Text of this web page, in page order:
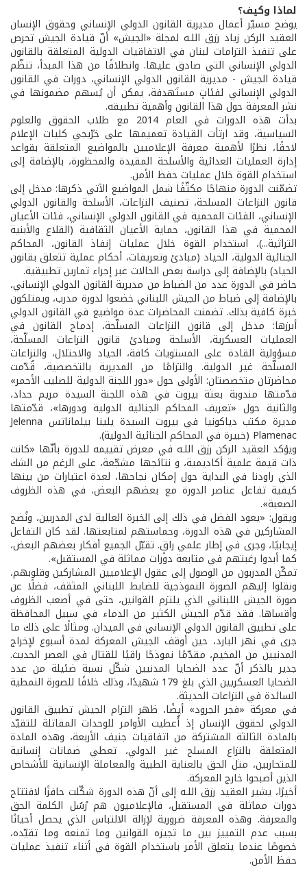
لماذا وكيف؟
يوضح مسيّر أعمال مديرية القانون الدولي الإنساني وحقوق الإنسان
العقيد الركن زياد رزق اللـه لمجلة «الجيش» أنّ قيادة الجيش تحرص
على تنفيذ التزامات لبنان في الاتفاقيات الدولية المتعلقة بالقانون
الدولي الإنساني التي صادق عليها. وانطلاقًا من هذا المبدأ، تنظّم
قيادة الجيش - مديرية القانون الدولي الإنساني، دورات في القانون
الدولي الإنساني لفئاتٍ مستَهدفة، يمكن أن يُسهم مضمونها في
نشر المعرفة حول هذا القانون وأهمية تطبيقه.
بدأت هذه الدورات في العام 2014 مع طلاب الحقوق والعلوم
السياسية، وقد ارتأت القيادة تعميمها على خرّيجي كليات الإعلام
لاحقًا، نظرًا لأهمية معرفة الإعلاميين بالمواضيع المتعلقة بقواعد
إدارة العمليات العدائية والأسلحة المقيدة والمحظورة، بالإضافة إلى
استخدام القوة خلال عمليات حفظ الأمن.
تضمّنت الدورة منهاجًا مكثّفًا شمل المواضيع الآتي ذكرها: مدخل إلى
قانون النزاعات المسلحة، تصنيف النزاعات، الأسلحة والقانون الدولي
الإنساني، الفئات المحمية في القانون الدولي الإنساني، فئات الأعيان
المحمية في هذا القانون، حماية الأعيان الثقافية (القلاع والأبنية
التراثية...)، استخدام القوة خلال عمليات إنفاذ القانون، المحاكم
الجنائية الدولية، الحياد (مبادئ وتعريفات، أحكام عملية تتعلق بقانون
الحياد) بالإضافة إلى دراسة بعض الحالات عبر إجراء تمارين تطبيقية.
حاضر في الدورة عدد من الضباط من مديرية القانون الدولي الإنساني،
بالإضافة إلى ضباط من الجيش اللبناني خضعوا لدورة مدرب، ويمتلكون
خبرة كافية بذلك. تضمنت المحاضرات عدة مواضيع في القانون الدولي
أبرزها: مدخل إلى قانون النزاعات المسلّحة، إدماج القانون في
العمليات العسكرية، الأسلحة ومبادئ قانون النزاعات المسلّحة،
مسؤولية القادة على المستويات كافة، الحياد والاحتلال، والنزاعات
المسلّحة غير الدولية. والتزامًا من المديرية بالتخصصية، قُدّمت
محاضرتان متخصصتان: الأولى حول «دور اللجنة الدولية للصليب الأحمر»
قدّمتها مندوبة بعثة بيروت في هذه اللجنة السيدة مريم حداد،
والثانية حول «تعريف المحاكم الجنائية الدولية ودورها»، قدّمتها
مديرة مكتب دياكونيا في بيروت السيدة يلينا بيلماناتس Jelenna
Plamenac (خبيرة في المحاكم الجنائية الدولية).
ويؤكد العقيد الركن رزق اللـه في معرض تقييمه للدورة بأنّها «كانت
ذات قيمة علمية أكاديمية، و نتائجها مشجّعة، على الرغم من الشك
الذي راودنا في البداية حول إمكان نجاحها، لعدة اعتبارات من بينها
كيفية تفاعل عناصر الدورة مع بعضهم البعض، في هذه الظروف
الصعبة».
ويقول: «يعود الفضل في ذلك إلى الخبرة العالية لدى المدربين، ونُضج
المشاركين في هذه الدورة، وحماستهم لمتابعتها. لقد كان التفاعل
إيجابيًا، وجرى في إطار علمي راقٍ. تقبّل الجميع أفكار بعضهم البعض،
كما أبدوا رغبتهم في متابعة دورات مماثلة في المستقبل».
تمكّن المدربون من الوصول إلى عقول الإعلاميين المشاركين وقلوبهم،
ونقلوا إليهم الصورة النموذجية للضابط اللبناني المثقف، فضلًا عن
صورة الجيش اللبناني الذي يلتزم القوانين، حتى في أصعب الظروف
وأقساها. فقد قدّم الجيش الكثير من الدماء في سبيل المحافظة
على تطبيق القانون الدولي الإنساني في الميدان. ومثالًا على ذلك ما
جرى في نهر البارد، حين أوقف الجيش المعركة لمدة أسبوع لإخراج
المدنيين من المخيم، مقدّمًا نموذجًا راقيًا للقتال في العصر الحديث.
جدير بالذكر أنّ عدد الضحايا المدنيين شكّل نسبة ضئيلة من عدد
الضحايا العسكريين الذي بلغ 179 شهيدًا، وذلك خلافًا للصورة النمطية
السائدة في النزاعات الحديثة.
في معركة «فجر الجرود» أيضًا، ظهر التزام الجيش تطبيق القانون
الدولي لحقوق الإنسان إذ أُعطيت الأوامر للوحدات المقاتلة للتقيّد
بالمادة الثالثة المشتركة من اتفاقيات جنيف الأربعة، وهذه المادة
المتعلقة بالنزاع المسلح غير الدولي، تعطي ضمانات إنسانية
للمتحاربين، مثل الحق بالعناية الطبية والمعاملة الإنسانية للأشخاص
الذين أصبحوا خارج المعركة.
أخيرًا، يشير العقيد رزق اللـه إلى أنّ هذه الدورة شكّلت حافزًا لافتتاح
دورات مماثلة في المستقبل، فالإعلاميون هم رُسُل الكلمة الحق
والمعرفة. وهذه المعرفة ضرورية لإزالة الالتباس الذي يحصل أحيانًا
بسبب عدم التمييز بين ما تجيزه القوانين وما تمنعه وما تقيّده،
خصوصًا عندما يتعلق الأمر باستخدام القوة في أثناء تنفيذ عمليات
حفظ الأمن.